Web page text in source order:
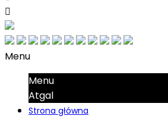

Menu
Menu
Atgal
Strona główna